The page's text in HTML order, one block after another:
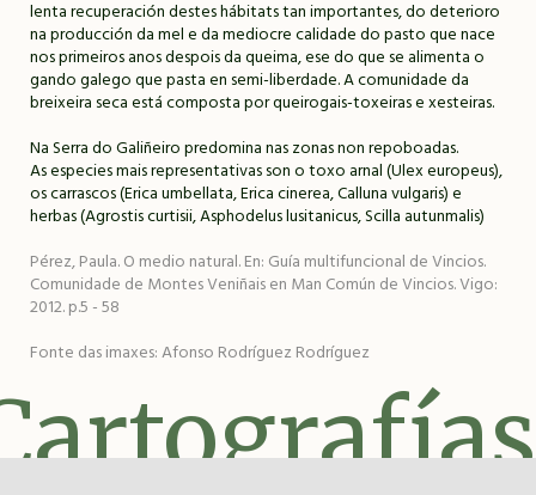
lenta recuperación destes hábitats tan importantes, do deterioro
na producción da mel e da mediocre calidade do pasto que nace
nos primeiros anos despois da queima, ese do que se alimenta o
gando galego que pasta en semi-liberdade. A comunidade da
breixeira seca está composta por queirogais-toxeiras e xesteiras.
Na Serra do Galiñeiro predomina nas zonas non repoboadas.
As especies mais representativas son o toxo arnal (Ulex europeus),
os carrascos (Erica umbellata, Erica cinerea, Calluna vulgaris) e
herbas (Agrostis curtisii, Asphodelus lusitanicus, Scilla autunmalis)
Pérez, Paula. O medio natural. En: Guía multifuncional de Vincios.
Comunidade de Montes Veniñais en Man Común de Vincios. Vigo:
2012. p.5 - 58
Fonte das imaxes: Afonso Rodríguez Rodríguez